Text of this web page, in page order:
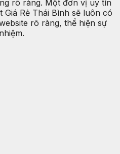
rõ ràng. Một đơn vị uy tín
Rẻ Thái Bình sẽ luôn có
rõ ràng, thể hiện sự